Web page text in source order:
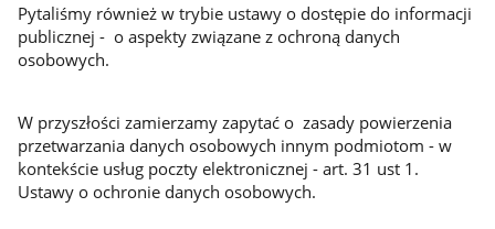
Pytaliśmy również w trybie ustawy o dostępie do informacji
publicznej - o aspekty związane z ochroną danych
osobowych.
W przyszłości zamierzamy zapytać o zasady powierzenia
przetwarzania danych osobowych innym podmiotom - w
kontekście usług poczty elektronicznej - art. 31 ust 1.
Ustawy o ochronie danych osobowych.